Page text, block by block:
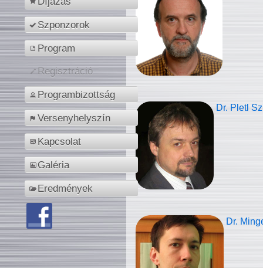
Szponzorok
Program
Regisztráció
Programbizottság
Versenyhelyszín
Kapcsolat
Galéria
Eredmények
Dr. Pletl
Dr.